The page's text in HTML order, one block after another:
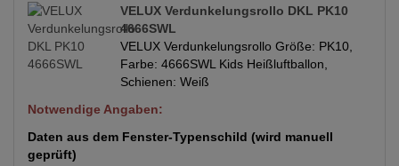
VELUX Verdunkelungsrollo DKL PK10
4666SWL
VELUX Verdunkelungsrollo Größe: PK10,
Farbe: 4666SWL Kids Heißluftballon,
Schienen: Weiß
Notwendige Angaben:
Daten aus dem Fenster-Typenschild (wird manuell
geprüft)